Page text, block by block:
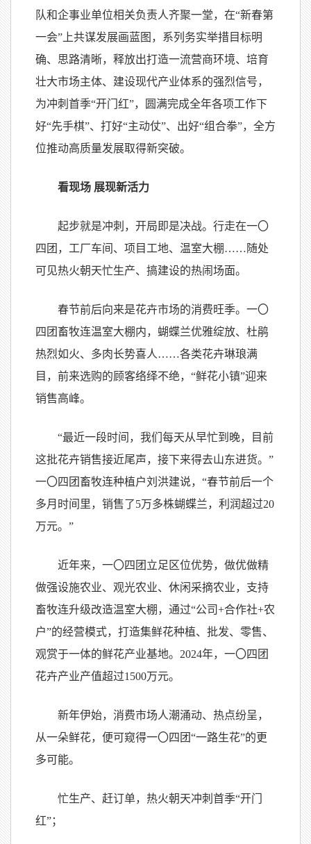
队和企事业单位相关负责人齐聚一堂，在“新春第
一会”上共谋发展画蓝图，系列务实举措目标明
确、思路清晰，释放出打造一流营商环境、培育
壮大市场主体、建设现代产业体系的强烈信号，
为冲刺首季“开门红”，圆满完成全年各项工作下
好“先手棋”、打好“主动仗”、出好“组合拳”，全方
位推动高质量发展取得新突破。
看现场 展现新活力
起步就是冲刺，开局即是决战。行走在一〇
四团，工厂车间、项目工地、温室大棚……随处
可见热火朝天忙生产、搞建设的热闹场面。
春节前后向来是花卉市场的消费旺季。一〇
四团畜牧连温室大棚内，蝴蝶兰优雅绽放、杜鹃
热烈如火、多肉长势喜人……各类花卉琳琅满
目，前来选购的顾客络绎不绝，“鲜花小镇”迎来
销售高峰。
“最近一段时间，我们每天从早忙到晚，目前
这批花卉销售接近尾声，接下来得去山东进货。”
一〇四团畜牧连种植户刘洪建说，“春节前后一个
多月时间里，销售了5万多株蝴蝶兰，利润超过20
万元。”
近年来，一〇四团立足区位优势，做优做精
做强设施农业、观光农业、休闲采摘农业，支持
畜牧连升级改造温室大棚，通过“公司+合作社+农
户”的经营模式，打造集鲜花种植、批发、零售、
观赏于一体的鲜花产业基地。2024年，一〇四团
花卉产业产值超过1500万元。
新年伊始，消费市场人潮涌动、热点纷呈，
从一朵鲜花，便可窥得一〇四团“一路生花”的更
多可能。
忙生产、赶订单，热火朝天冲刺首季“开门
红”；